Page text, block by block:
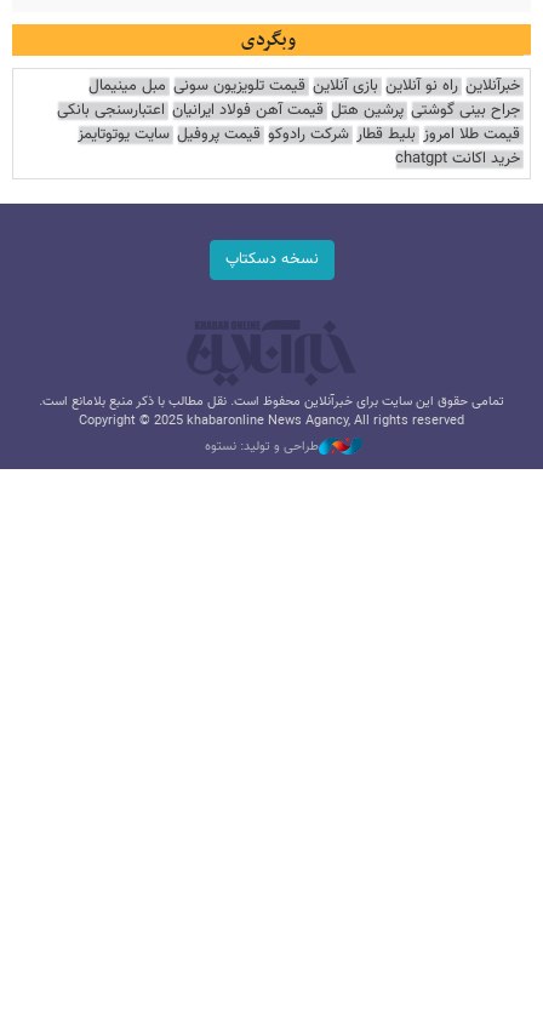
وبگردی
خبرآنلاین راه نو آنلاین بازی آنلاین قیمت تلویزیون سونی مبل مینیمال
جراح بینی گوشتی پرشین هتل قیمت آهن فولاد ایرانیان اعتبارسنجی بانکی
قیمت طلا امروز بلیط قطار شرکت رادوکو قیمت پروفیل سایت یوتوتایمز
خرید اکانت chatgpt
نسخه دسکتاپ
تمامی حقوق این سایت برای خبرآنلاین محفوظ است. نقل مطالب با ذکر منبع بلامانع است.
Copyright © 2025 khabaronline News Agancy, All rights reserved
طراحی و تولید: نستوه